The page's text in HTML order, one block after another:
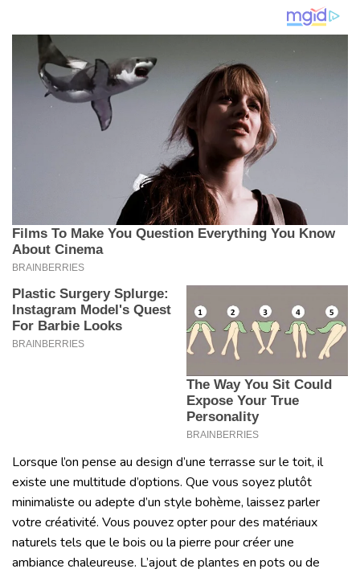
Lorsque l’on pense au design d’une terrasse sur le toit, il
existe une multitude d’options. Que vous soyez plutôt
minimaliste ou adepte d’un style bohème, laissez parler
votre créativité. Vous pouvez opter pour des matériaux
naturels tels que le bois ou la pierre pour créer une
ambiance chaleureuse. L’ajout de plantes en pots ou de